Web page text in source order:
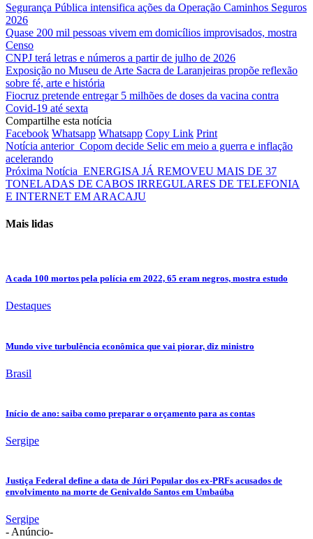
Segurança Pública intensifica ações da Operação Caminhos Seguros
2026
Quase 200 mil pessoas vivem em domicílios improvisados, mostra
Censo
CNPJ terá letras e números a partir de julho de 2026
Exposição no Museu de Arte Sacra de Laranjeiras propõe reflexão
sobre fé, arte e história
Fiocruz pretende entregar 5 milhões de doses da vacina contra
Covid-19 até sexta
Compartilhe esta notícia
Facebook Whatsapp Whatsapp Copy Link Print
Notícia anterior Copom decide Selic em meio a guerra e inflação
acelerando
Próxima Notícia ENERGISA JÁ REMOVEU MAIS DE 37
TONELADAS DE CABOS IRREGULARES DE TELEFONIA
E INTERNET EM ARACAJU
Mais lidas
A cada 100 mortos pela polícia em 2022, 65 eram negros, mostra estudo
Destaques
Mundo vive turbulência econômica que vai piorar, diz ministro
Brasil
Início de ano: saiba como preparar o orçamento para as contas
Sergipe
Justiça Federal define a data de Júri Popular dos ex-PRFs acusados de
envolvimento na morte de Genivaldo Santos em Umbaúba
Sergipe
- Anúncio-